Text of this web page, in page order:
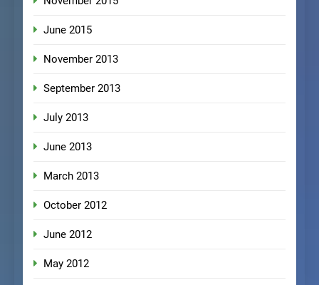
June 2015
November 2013
September 2013
July 2013
June 2013
March 2013
October 2012
June 2012
May 2012